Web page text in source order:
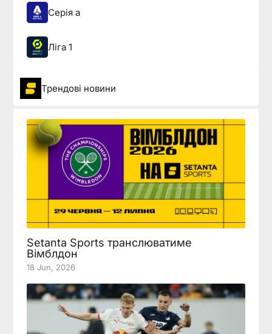
Серія а
Ліга 1
Трендові новини
Setanta Sports транслюватиме
Вімблдон
18 Jun, 2026